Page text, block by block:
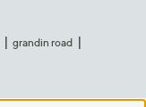
grandin road